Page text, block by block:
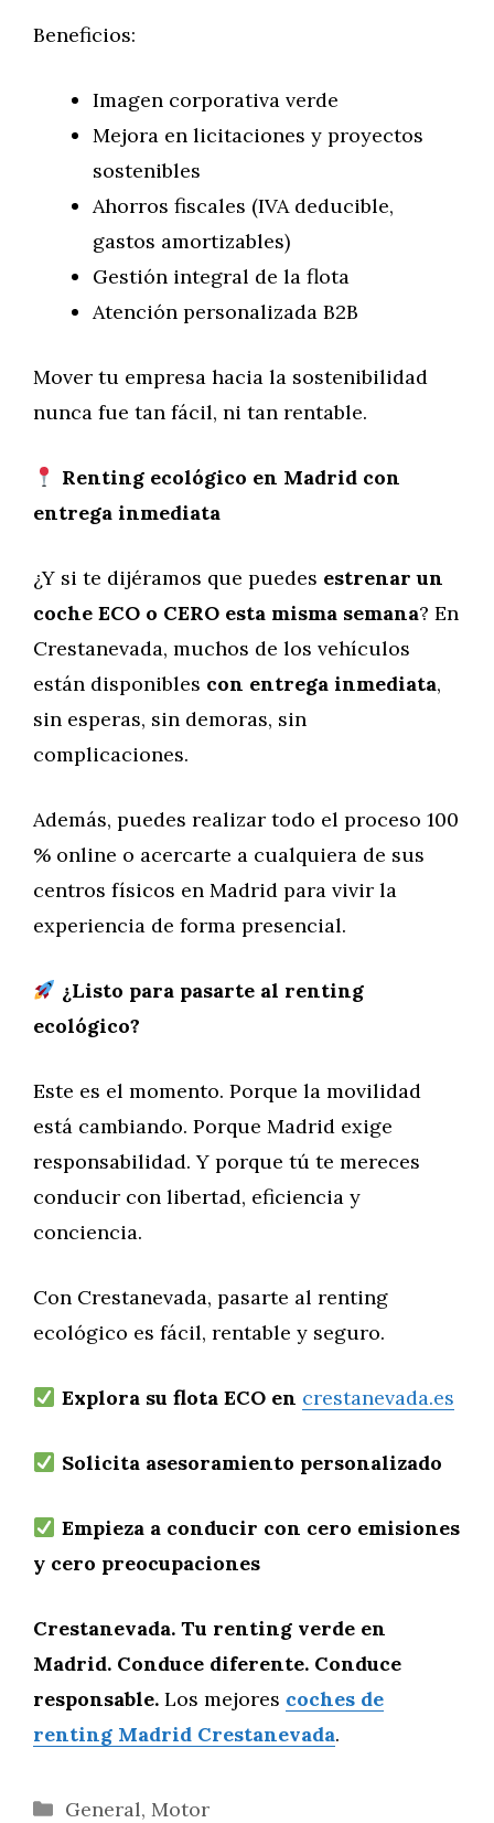
Beneficios:
Imagen corporativa verde
Mejora en licitaciones y proyectos
sostenibles
Ahorros fiscales (IVA deducible,
gastos amortizables)
Gestión integral de la flota
Atención personalizada B2B
Mover tu empresa hacia la sostenibilidad
nunca fue tan fácil, ni tan rentable.
Renting ecológico en Madrid con
entrega inmediata
¿Y si te dijéramos que puedes estrenar un
coche ECO o CERO esta misma semana? En
Crestanevada, muchos de los vehículos
están disponibles con entrega inmediata,
sin esperas, sin demoras, sin
complicaciones.
Además, puedes realizar todo el proceso 100
% online o acercarte a cualquiera de sus
centros físicos en Madrid para vivir la
experiencia de forma presencial.
¿Listo para pasarte al renting
ecológico?
Este es el momento. Porque la movilidad
está cambiando. Porque Madrid exige
responsabilidad. Y porque tú te mereces
conducir con libertad, eficiencia y
conciencia.
Con Crestanevada, pasarte al renting
ecológico es fácil, rentable y seguro.
Explora su flota ECO en crestanevada.es
Solicita asesoramiento personalizado
Empieza a conducir con cero emisiones
y cero preocupaciones
Crestanevada. Tu renting verde en
Madrid. Conduce diferente. Conduce
responsable. Los mejores coches de
renting Madrid Crestanevada.
Categorías
General, Motor